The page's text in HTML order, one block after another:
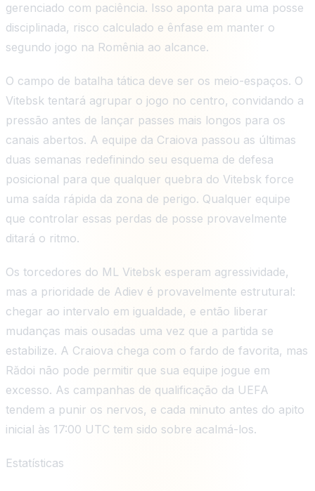
gerenciado com paciência. Isso aponta para uma posse
disciplinada, risco calculado e ênfase em manter o
segundo jogo na Romênia ao alcance.
O campo de batalha tática deve ser os meio-espaços. O
Vitebsk tentará agrupar o jogo no centro, convidando a
pressão antes de lançar passes mais longos para os
canais abertos. A equipe da Craiova passou as últimas
duas semanas redefinindo seu esquema de defesa
posicional para que qualquer quebra do Vitebsk force
uma saída rápida da zona de perigo. Qualquer equipe
que controlar essas perdas de posse provavelmente
ditará o ritmo.
Os torcedores do ML Vitebsk esperam agressividade,
mas a prioridade de Adiev é provavelmente estrutural:
chegar ao intervalo em igualdade, e então liberar
mudanças mais ousadas uma vez que a partida se
estabilize. A Craiova chega com o fardo de favorita, mas
Rădoi não pode permitir que sua equipe jogue em
excesso. As campanhas de qualificação da UEFA
tendem a punir os nervos, e cada minuto antes do apito
inicial às 17:00 UTC tem sido sobre acalmá-los.
Estatísticas